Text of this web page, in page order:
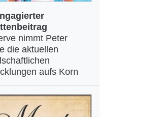
nimmt Peter
die aktuellen
aufs Korn